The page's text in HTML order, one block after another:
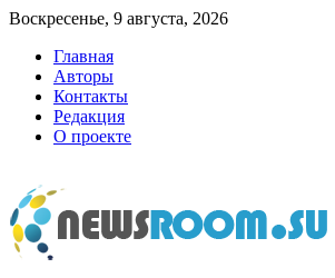
Воскресенье, 9 августа, 2026
Главная
Авторы
Контакты
Редакция
О проекте